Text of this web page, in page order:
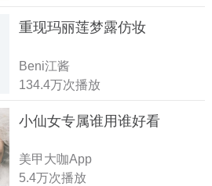
重现玛丽莲梦露仿妆
Beni江酱
134.4万次播放
小仙女专属谁用谁好看
美甲大咖App
5.4万次播放